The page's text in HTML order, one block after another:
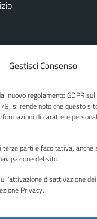
Gestisci Consenso
nuovo regolamento GDPR
si rende noto che questo
di carattere
terze parti è facoltativa,
del sito.
disattivazione
Privacy.
del sito